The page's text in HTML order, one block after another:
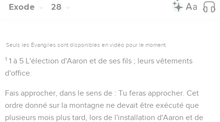
Exode 28
Seuls les Évangiles sont disponibles en vidéo pour le moment.
1 1 à 5 L'élection d'Aaron et de ses fils ; leurs vêtements
d'office.
Fais approcher , dans le sens de : Tu feras approcher. Cet
ordre donné sur la montagne ne devait être exécuté que
plusieurs mois plus tard, lors de l'installation d'Aaron et de